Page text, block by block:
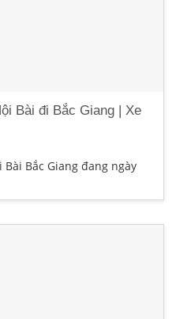
Bài đi Bắc Giang | Xe
Bắc Giang đang ngày